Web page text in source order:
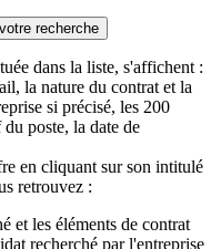
recherche
dans la liste, s'affichent :
la nature du contrat et la
si précisé, les 200
poste, la date de
en cliquant sur son intitulé
retrouvez :
et les éléments de contrat
recherché par l'entreprise